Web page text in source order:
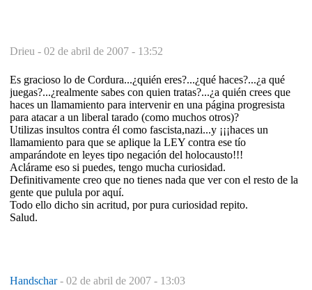
Drieu - 02 de abril de 2007 - 13:52
Es gracioso lo de Cordura...¿quién eres?...¿qué haces?...¿a qué
juegas?...¿realmente sabes con quien tratas?...¿a quién crees que
haces un llamamiento para intervenir en una página progresista
para atacar a un liberal tarado (como muchos otros)?
Utilizas insultos contra él como fascista,nazi...y ¡¡¡haces un
llamamiento para que se aplique la LEY contra ese tío
amparándote en leyes tipo negación del holocausto!!!
Aclárame eso si puedes, tengo mucha curiosidad.
Definitivamente creo que no tienes nada que ver con el resto de la
gente que pulula por aquí.
Todo ello dicho sin acritud, por pura curiosidad repito.
Salud.
Handschar- 02 de abril de 2007 - 13:03